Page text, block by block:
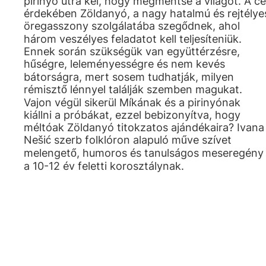
érdekében Zöldanyó, a nagy hatalmú és
öregasszony szolgálatába szegődnek, ahol
három veszélyes feladatot kell teljesíteniük.
Ennek során szükségük van együttérzésre,
hűségre, leleményességre és nem kevés
bátorságra, mert sosem tudhatják, milyen
rémisztő lénnyel találják szemben magukat.
Vajon végül sikerül Míkának és a pirinyónak
kiállni a próbákat, ezzel bebizonyítva, hogy
méltóak Zöldanyó titokzatos ajándékaira? Ivana
Nešić szerb folklóron alapuló műve szívet
melengető, humoros és tanulságos meseregény
a 10-12 év feletti korosztálynak.